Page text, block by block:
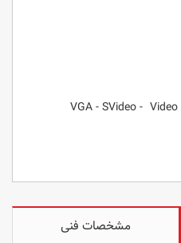
مشخصات فنی